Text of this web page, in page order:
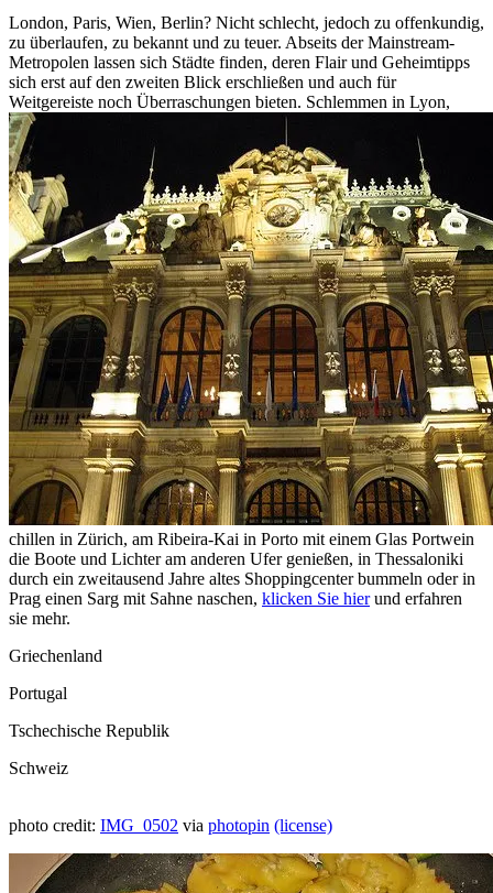
London, Paris, Wien, Berlin? Nicht schlecht, jedoch zu offenkundig,
zu überlaufen, zu bekannt und zu teuer. Abseits der Mainstream-
Metropolen lassen sich Städte finden, deren Flair und Geheimtipps
sich erst auf den zweiten Blick erschließen und auch für
Weitgereiste noch Überraschungen bieten. Schlemmen in Lyon,
chillen in Zürich, am Ribeira-Kai in Porto mit einem Glas Portwein
die Boote und Lichter am anderen Ufer genießen, in Thessaloniki
durch ein zweitausend Jahre altes Shoppingcenter bummeln oder in
Prag einen Sarg mit Sahne naschen, klicken Sie hierund erfahren
sie mehr.
Griechenland
Portugal
Tschechische Republik
Schweiz
photo credit: IMG_0502 via photopin (license)